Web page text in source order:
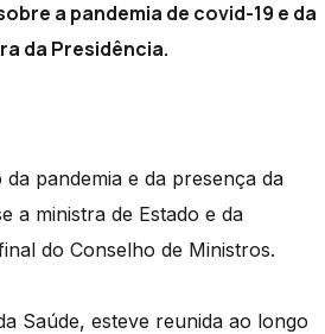
a pandemia de covid-19 e da
da Presidência.
pandemia e da presença da
a ministra de Estado e da
do Conselho de Ministros.
Saúde, esteve reunida ao longo